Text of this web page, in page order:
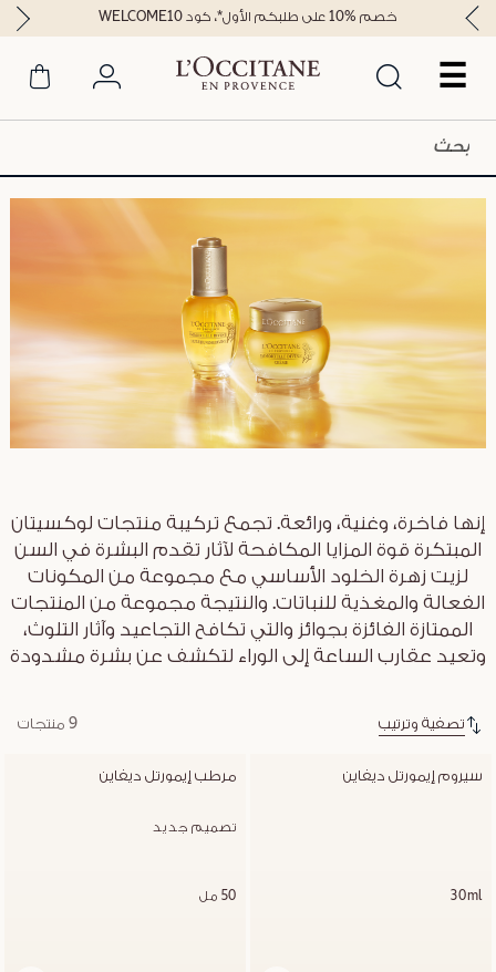
☰
خصم %10 على طلبكم الأول*، كود WELCOME10
إنها فاخرة، وغنية، ورائعة. تجمع تركيبة منتجات لوكسيتان
المبتكرة قوة المزايا المكافحة لآثار تقدم البشرة في السن
لزيت زهرة الخلود الأساسي مع مجموعة من المكونات
الفعالة والمغذية للنباتات. والنتيجة مجموعة من المنتجات
الممتازة الفائزة بجوائز والتي تكافح التجاعيد وآثار التلوث،
وتعيد عقارب الساعة إلى الوراء لتكشف عن بشرة مشدودة
تصفية وترتيب 9 منتجات
سيروم إيمورتل ديفاين
30ml
مرطب إيمورتل ديفاين
تصميم جديد
50 مل